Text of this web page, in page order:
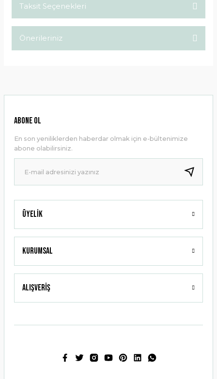
Taksit Seçenekleri
Önerileriniz
Ürün resmi kalitesiz, bozuk veya görüntülenemiyor.
Ürün bilgilerinde hatalar bulunuyor.
Ürün fiyatı diğer sitelerden daha pahalı.
Bu ürüne benzer farklı alternatifler olmalı.
Gönder
Üyelik
Kurumsal
Alışveriş
ABONE OL
En son yeniliklerden haberdar olmak için e-bültenimize
abone olabilirsiniz.